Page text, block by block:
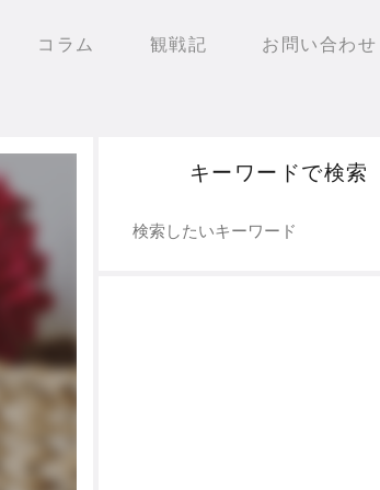
コラム 観戦記 お問い合わせ
キーワードで検索